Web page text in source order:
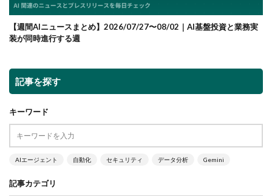
【週間AIニュースまとめ】2026/07/27〜08/02｜AI基盤投資と業務実
装が同時進行する週
記事を探す
キーワード
AIエージェント 自動化 セキュリティ データ分析 Gemini
記事カテゴリ